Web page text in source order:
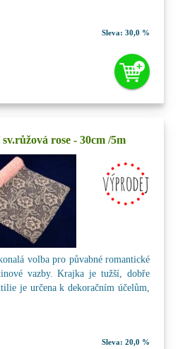
Sleva: 30,0 %
rose - 30cm /5m
volba pro půvabné romantické
vazby. Krajka je tužší, dobře
je určena k dekoračním účelům,
Sleva: 20,0 %